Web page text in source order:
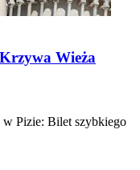
Wieża
Pizie: Bilet szybkiego